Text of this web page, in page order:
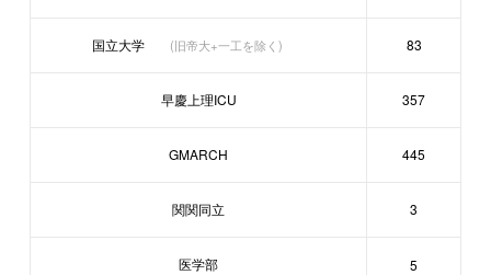
国立大学 (旧帝大+一工を除く) 83
早慶上理ICU 357
GMARCH 445
関関同立 3
医学部 5